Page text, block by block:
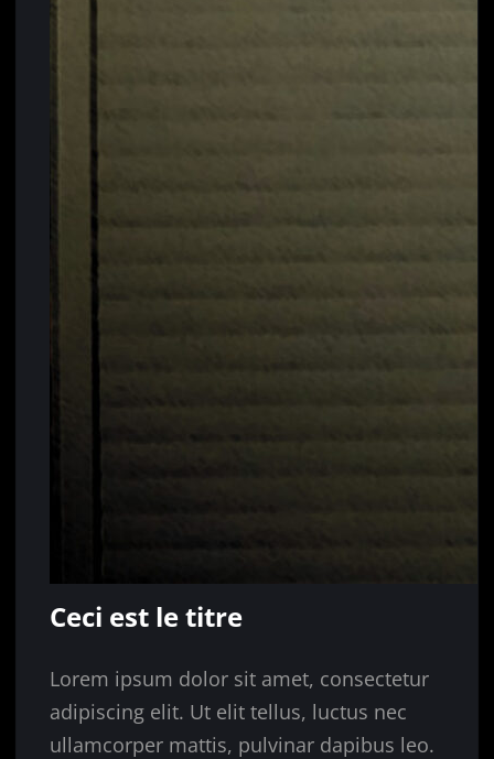
Ceci est le titre
Lorem ipsum dolor sit amet, consectetur
adipiscing elit. Ut elit tellus, luctus nec
ullamcorper mattis, pulvinar dapibus leo.